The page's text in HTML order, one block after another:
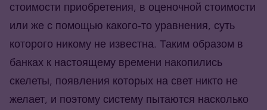
стоимости приобретения, в оценочной стоимости
или же с помощью какого-то уравнения, суть
которого никому не известна. Таким образом в
банках к настоящему времени накопились
скелеты, появления которых на свет никто не
желает, и поэтому систему пытаются насколько